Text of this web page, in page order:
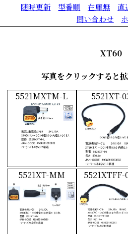
XT60
写真をクリックす
5521MXTM-L
5521XT-
5521XT-MM 5521XTFF-
随時更新 型番順 在庫無 直
問い合わせ